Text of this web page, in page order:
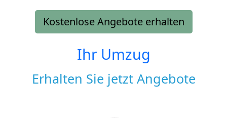
Kostenlose Angebote erhalten
Ihr Umzug
Erhalten Sie jetzt Angebote